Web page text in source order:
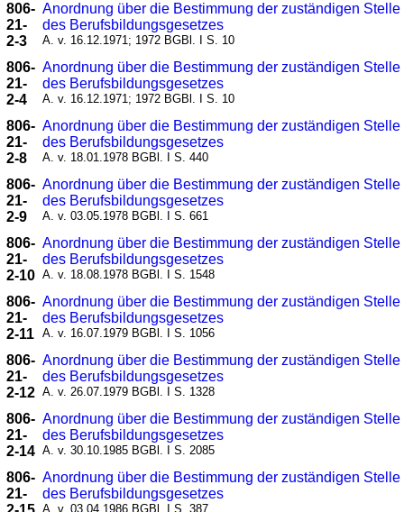
806-
21-
2-3
Anordnung über die Bestimmung der zuständigen
des Berufsbildungsgesetzes
A. v. 16.12.1971; 1972 BGBl. I S. 10
806-
21-
2-4
Anordnung über die Bestimmung der zuständigen
des Berufsbildungsgesetzes
A. v. 16.12.1971; 1972 BGBl. I S. 10
806-
21-
2-8
Anordnung über die Bestimmung der zuständigen
des Berufsbildungsgesetzes
A. v. 18.01.1978 BGBl. I S. 440
806-
21-
2-9
Anordnung über die Bestimmung der zuständigen
des Berufsbildungsgesetzes
A. v. 03.05.1978 BGBl. I S. 661
806-
21-
2-10
Anordnung über die Bestimmung der zuständigen
des Berufsbildungsgesetzes
A. v. 18.08.1978 BGBl. I S. 1548
806-
21-
2-11
Anordnung über die Bestimmung der zuständigen
des Berufsbildungsgesetzes
A. v. 16.07.1979 BGBl. I S. 1056
806-
21-
2-12
Anordnung über die Bestimmung der zuständigen
des Berufsbildungsgesetzes
A. v. 26.07.1979 BGBl. I S. 1328
806-
21-
2-14
Anordnung über die Bestimmung der zuständigen
des Berufsbildungsgesetzes
A. v. 30.10.1985 BGBl. I S. 2085
806-
21-
Anordnung über die Bestimmung der zuständigen
des Berufsbildungsgesetzes
A. v. 03.04.1986 BGBl. I S. 387